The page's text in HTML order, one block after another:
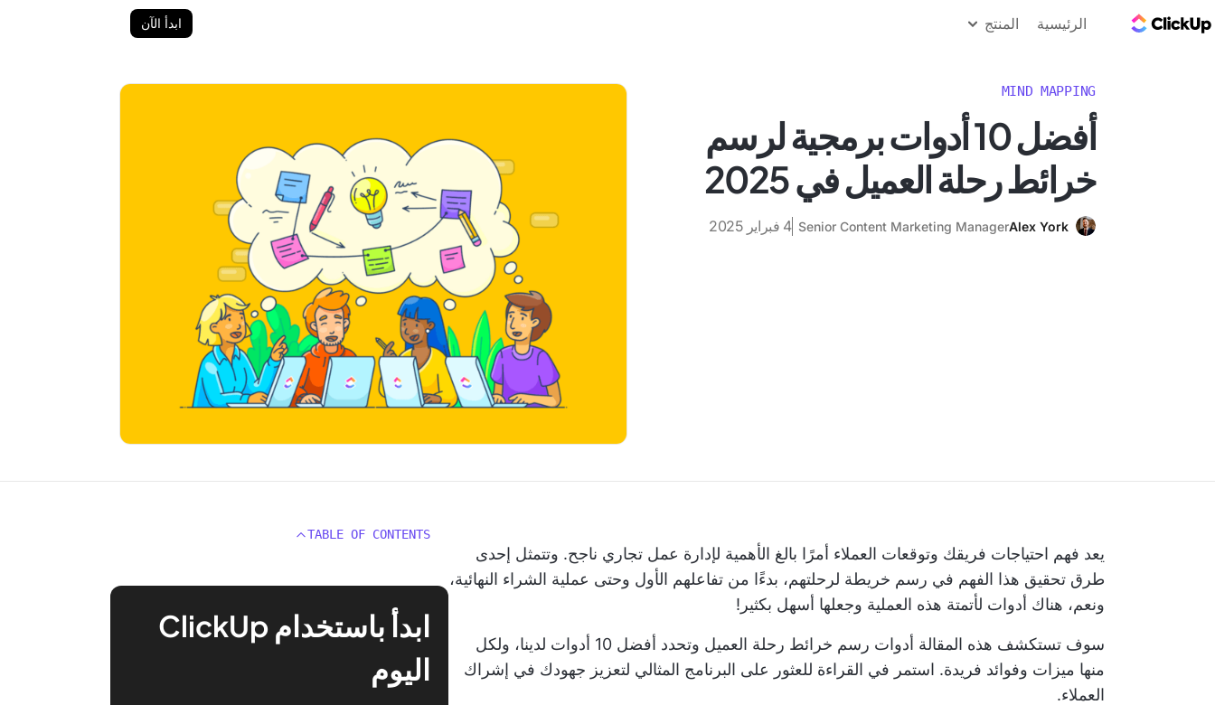
الرئيسية المنتج ابدأ الآن
MIND MAPPING
أفضل 10 أدوات برمجية لرسم
خرائط رحلة العميل في 2025
Alex York
Senior Content Marketing Manager 4 فبراير 2025
يعد فهم احتياجات فريقك وتوقعات العملاء أمرًا بالغ الأهمية لإدارة عمل تجاري ناجح. وتتمثل إحدى
طرق تحقيق هذا الفهم في رسم خريطة لرحلتهم، بدءًا من تفاعلهم الأول وحتى عملية الشراء النهائية،
ونعم، هناك أدوات لأتمتة هذه العملية وجعلها أسهل بكثير!
سوف تستكشف هذه المقالة أدوات رسم خرائط رحلة العميل وتحدد أفضل 10 أدوات لدينا، ولكل
منها ميزات وفوائد فريدة. استمر في القراءة للعثور على البرنامج المثالي لتعزيز جهودك في إشراك
العملاء.
TABLE OF CONTENTS
ابدأ باستخدام ClickUp
اليوم